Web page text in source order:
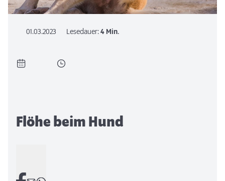
01.03.2023 Lesedauer:4 Min.
Flöhe beim Hund